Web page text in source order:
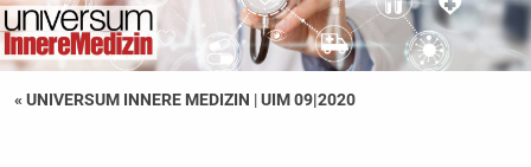
« UNIVERSUM INNERE MEDIZIN |UIM 09|2020